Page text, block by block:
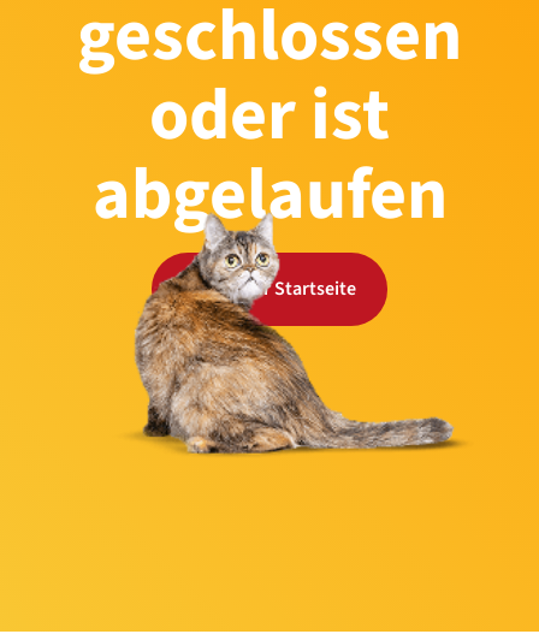
geschlossen
oder ist
abgelaufen
Zurück zur Startseite